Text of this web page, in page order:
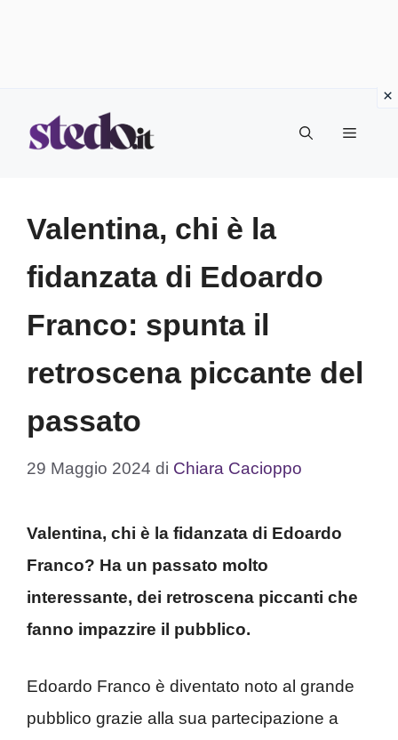
Menu
Valentina, chi è la
fidanzata di Edoardo
Franco: spunta il
retroscena piccante del
passato
29 Maggio 2024 di Chiara Cacioppo
Valentina, chi è la fidanzata di Edoardo
Franco? Ha un passato molto
interessante, dei retroscena piccanti che
fanno impazzire il pubblico.
Edoardo Franco è diventato noto al grande
pubblico grazie alla sua partecipazione a